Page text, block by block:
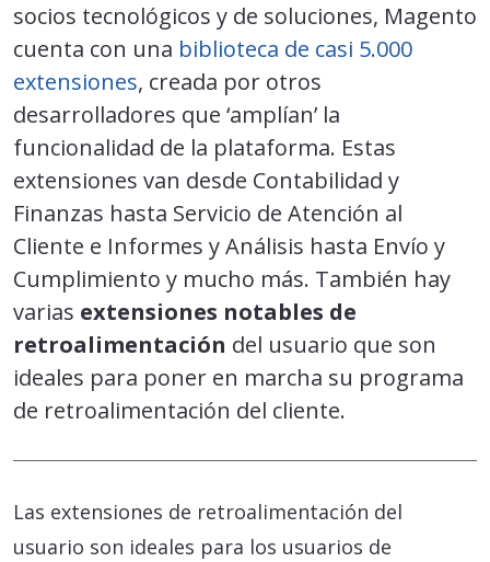
socios tecnológicos y de soluciones, Magento
cuenta con una biblioteca de casi 5.000
extensiones, creada por otros
desarrolladores que ‘amplían’ la
funcionalidad de la plataforma. Estas
extensiones van desde Contabilidad y
Finanzas hasta Servicio de Atención al
Cliente e Informes y Análisis hasta Envío y
Cumplimiento y mucho más. También hay
varias extensiones notables de
retroalimentación del usuario que son
ideales para poner en marcha su programa
de retroalimentación del cliente.
Las extensiones de retroalimentación del
usuario son ideales para los usuarios de